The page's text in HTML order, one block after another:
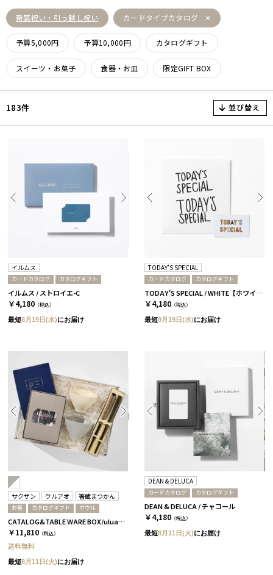
新築祝い・引っ越し祝い カードタイプカタログ
予算5,000円 予算10,000円 カタログギフト
スイーツ・お菓子 食器・お皿 限定GIFT BOX
183件 並び替え
イルムス
カードカタログ カタログギフト
イルムス / ストロイエ-C
￥4,180 （税込）
最短8月19日(水)にお届け
TODAY'S SPECIAL
カードカタログ カタログギフト
TODAY'S SPECIAL / WHITE【ホワイト】
￥4,180 （税込）
最短8月19日(水)にお届け
サクザン ウルアオ 箸蔵まつかん
お箸 カタログギフト ボウル
CATALOG&TABLE WARE BOX/uluao/グレー＆ホワイト/ 浅葱＆桜 アウレリアーナ
￥11,810 （税込）
送料無料
最短8月11日(火)にお届け
DEAN & DELUCA
カードカタログ カタログギフト
DEAN & DELUCA / チャコール
￥4,180 （税込）
最短8月11日(火)にお届け